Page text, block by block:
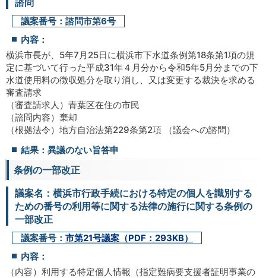
諮問
議案番号：諮問市第6号
内容：
横浜市長が、5年7月25日に横浜市下水道条例第18条第1項の規
定に基づいて行った平成31年４月分から令和5年5月分までの下
水道使用料の徴収処分を取り消し、又は変更する裁決を求める
審査請求
（審査請求人）青葉区在住の市民
（諮問内容）棄却
（根拠法令）地方自治法第229条第2項 （議会への諮問）
結果：異議のない旨答申
条例の一部改正
議案名：横浜市行政手続における特定の個人を識別する
ための番号の利用等に関する法律の施行に関する条例の
一部改正
議案番号： 市第21号議案（PDF：293KB）
内容：
（内容）利用する特定個人情報（指定難病要支援者証明事業の